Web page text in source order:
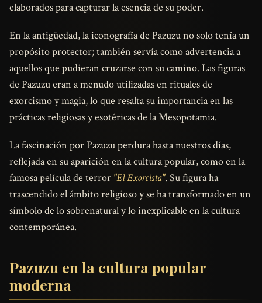
elaborados para capturar la esencia de su poder.
En la antigüedad, la iconografía de Pazuzu no solo tenía un
propósito protector; también servía como advertencia a
aquellos que pudieran cruzarse con su camino. Las figuras
de Pazuzu eran a menudo utilizadas en rituales de
exorcismo y magia, lo que resalta su importancia en las
prácticas religiosas y esotéricas de la Mesopotamia.
La fascinación por Pazuzu perdura hasta nuestros días,
reflejada en su aparición en la cultura popular, como en la
famosa película de terror "El Exorcista". Su figura ha
trascendido el ámbito religioso y se ha transformado en un
símbolo de lo sobrenatural y lo inexplicable en la cultura
contemporánea.
Pazuzu en la cultura popular
moderna